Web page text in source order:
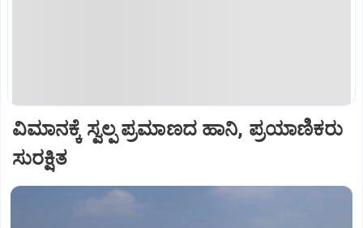
ವಿಮಾನಕ್ಕೆ ಸ್ವಲ್ಪ ಪ್ರಮಾಣದ ಹಾನಿ, ಪ್ರಯಾಣಿಕರು
ಸುರಕ್ಷಿತ